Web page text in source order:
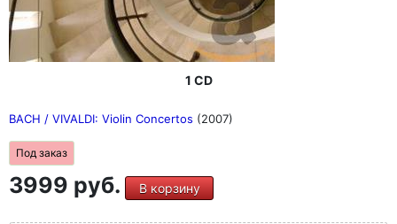
1 CD
BACH / VIVALDI: Violin Concertos (2007)
Под заказ
3999 руб. В корзину